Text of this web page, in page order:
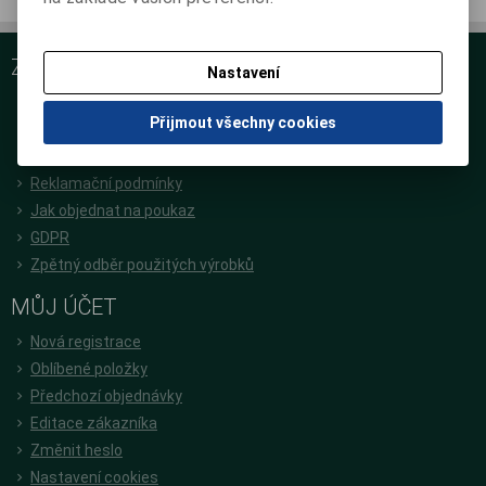
ZÁKAZNICKÝ SERVIS
O nás
Podrobné kontakty
Reklamační podmínky
Jak objednat na poukaz
GDPR
Zpětný odběr použitých výrobků
MŮJ ÚČET
Nová registrace
Oblíbené položky
Předchozí objednávky
Editace zákazníka
Změnit heslo
Nastavení cookies
Nastavení
Přijmout všechny cookies